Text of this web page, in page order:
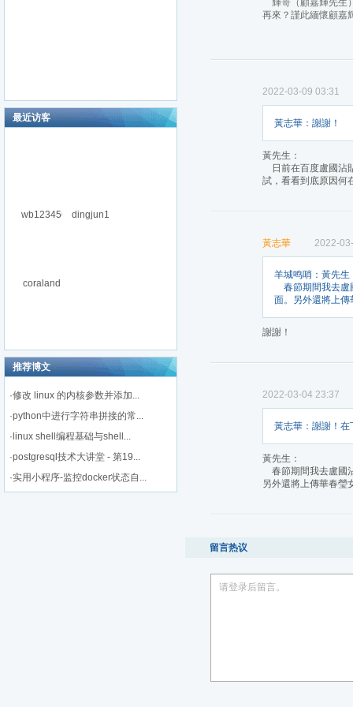
最近访客
wb123456 dingjun1
coraland
推荐博文
·修改 linux 的内核参数并添加...
·python中进行字符串拼接的常...
· linux shell编程基础与shell...
·postgresql技术大讲堂 - 第19...
·实用小程序-监控docker状态自...
輝哥（顧嘉輝先生
再來？謹此緬懷顧嘉
2022-03-09 03:31
黃志華：謝謝！
黃先生：
日前在百度盧國沾
試，看看到底原因何
黃志華 2022-
羊城鸣哨：黃先生
春節期間我去盧
面。另外還將上
謝謝！
2022-03-04 23:37
黃志華：謝謝！
黃先生：
春節期間我去盧國
另外還將上傳華春瑩
留言热议
请登录后留言。